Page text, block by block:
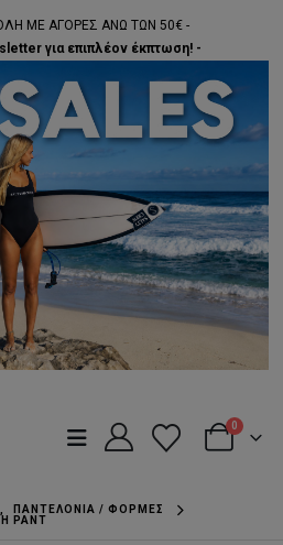
ΜΕ ΑΓΟΡΕΣ ΑΝΩ ΤΩΝ 50€ -
για επιπλέον έκπτωση! -
0
,
ΠΑΝΤΕΛΌΝΙΑ / ΦΌΡΜΕΣ
PANT